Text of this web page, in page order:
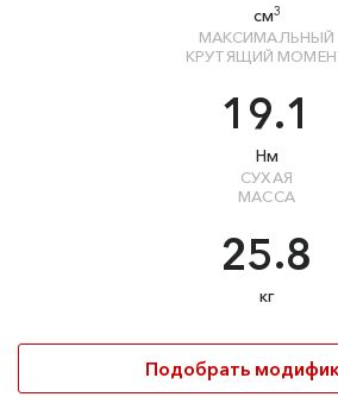
см3
МАКСИМАЛЬНЫЙ
КРУТЯЩИЙ
19.1
Нм
СУХАЯ
МАССА
25.8
кг
Подобрать